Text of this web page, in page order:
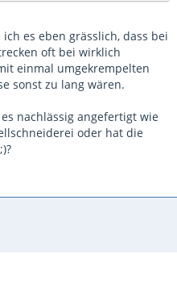
es eben grässlich, dass bei
oft bei wirklich
einmal umgekrempelten
sonst zu lang wären.
nachlässig angefertigt wie
oder hat die